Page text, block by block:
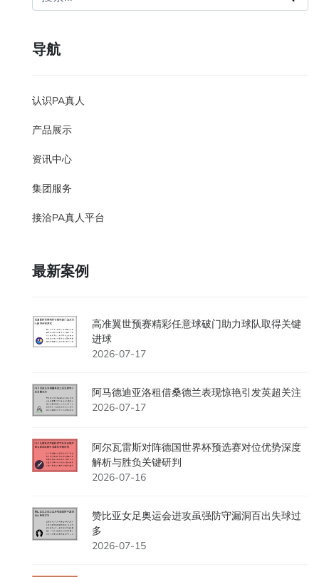
导航
认识PA真人
产品展示
资讯中心
集团服务
接洽PA真人平台
最新案例
高准翼世预赛精彩任意球破门助力球队取得关键
进球
2026-07-17
阿马德迪亚洛租借桑德兰表现惊艳引发英超关注
2026-07-17
阿尔瓦雷斯对阵德国世界杯预选赛对位优势深度
解析与胜负关键研判
2026-07-16
赞比亚女足奥运会进攻虽强防守漏洞百出失球过
多
2026-07-15